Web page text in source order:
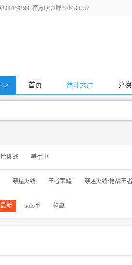
官方QQ1群:576304757
首页 角斗大厅 兑
待挑战 等待中
穿越火线 王者荣耀 穿越火线:枪战王者
最新 solo币 输赢